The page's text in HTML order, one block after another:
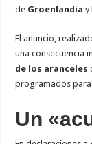
de Groenlandia y
El anuncio,
una consecuencia
de los aranceles
programados
Un